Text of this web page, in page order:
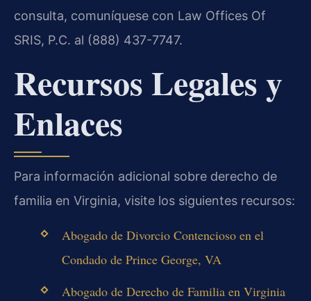
consulta, comuníquese con Law Offices Of
SRIS, P.C. al (888) 437-7747.
Recursos Legales y
Enlaces
Para información adicional sobre derecho de
familia en Virginia, visite los siguientes recursos:
Abogado de Divorcio Contencioso en el
Condado de Prince George, VA
Abogado de Derecho de Familia en Virginia